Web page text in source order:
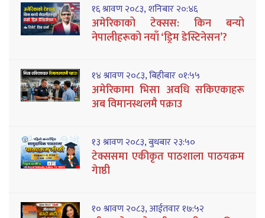
१६ श्रावण २०८३, शनिबार २०:४६
अमेरिकाको टेक्सस: किन बन्यो
नेपालीहरूको नयाँ ‘ड्रिम डेस्टिनेसन’?
१४ श्रावण २०८३, बिहीबार ०१:५५
अमेरिकामा भिसा अवधि सकिएकाहरू
अब विमानस्थलमै पक्राउ
१३ श्रावण २०८३, बुधबार २३:५०
टेक्ससमा एकीकृत पाठशाला पाठयक्रम
गेाष्ठी
१० श्रावण २०८३, आईतवार १७:५२